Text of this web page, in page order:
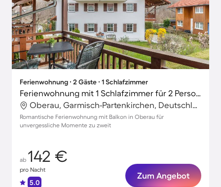
Ferienwohnung ∙ 2 Gäste ∙ 1 Schlafzimmer
Ferienwohnung mit 1 Schlafzimmer für 2 Personen
Oberau, Garmisch-Partenkirchen, Deutschland
Romantische Ferienwohnung mit Balkon in Oberau für
unvergessliche Momente zu zweit
ab 142 €
pro Nacht
5.0
Zum Angebot